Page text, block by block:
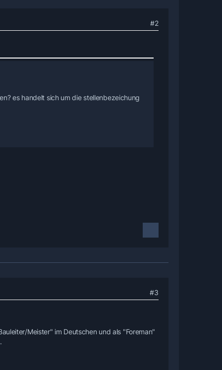
#2
es handelt sich um die stellenbezeichung
#3
Meister" im Deutschen und als "Foreman"